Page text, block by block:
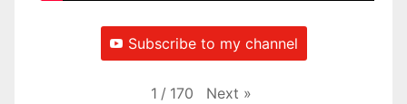
Subscribe to my channel
1 / 170 Next »